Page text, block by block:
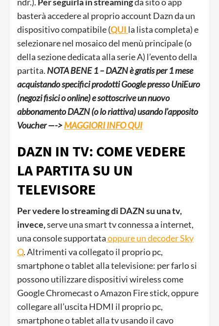
basterà accedere al proprio account Dazn da un
dispositivo compatibile (QUI la lista completa) e
selezionare nel mosaico del menù principale (o
della sezione dedicata alla serie A) l’evento della
partita. NOTA BENE 1 – DAZN è gratis per 1 mese
acquistando specifici prodotti Google presso UniEuro
(negozi fisici o online) e sottoscrive un nuovo
abbonamento DAZN (o lo riattiva) usando l’apposito
Voucher —->MAGGIORI INFO QUI
DAZN IN TV: COME VEDERE
LA PARTITA SU UN
TELEVISORE
Per vedere lo streaming di DAZN su una tv,
invece,serve una smart tv connessa a internet,
una console supportataoppure un decoder Sky
Q. Altrimenti va collegato il proprio pc,
smartphone o tablet alla televisione: per farlo si
possono utilizzare dispositivi wireless come
Google Chromecast o Amazon Fire stick, oppure
collegare all’uscita HDMI il proprio pc,
smartphone o tablet alla tv usando il cavo